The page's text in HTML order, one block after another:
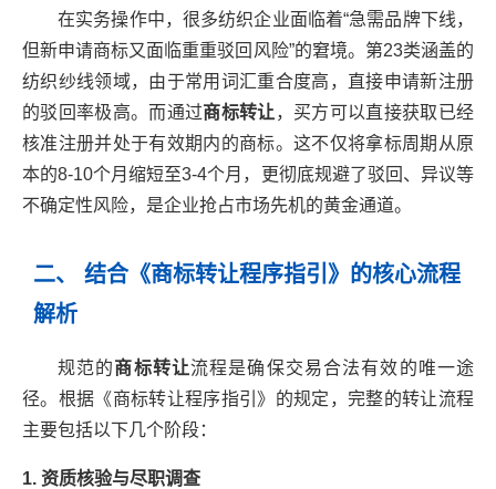
在实务操作中，很多纺织企业面临着“急需品牌下线，
但新申请商标又面临重重驳回风险”的窘境。第23类涵盖的
纺织纱线领域，由于常用词汇重合度高，直接申请新注册
的驳回率极高。而通过商标转让 ，买方可以直接获取已经
核准注册并处于有效期内的商标。这不仅将拿标周期从原
本的8-10个月缩短至3-4个月，更彻底规避了驳回、异议等
不确定性风险，是企业抢占市场先机的黄金通道。
二、 结合《商标转让程序指引》的核心流程
解析
规范的商标转让流程是确保交易合法有效的唯一途
径。根据《商标转让程序指引》的规定，完整的转让流程
主要包括以下几个阶段：
1. 资质核验与尽职调查